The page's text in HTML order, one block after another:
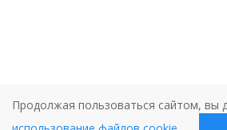
Продолжая пользоваться сайтом, вы